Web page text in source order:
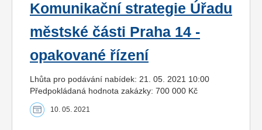
Komunikační strategie Úřadu
městské části Praha 14 -
opakované řízení
Lhůta pro podávání nabídek: 21. 05. 2021 10:00
Předpokládaná hodnota zakázky: 700 000 Kč
10. 05. 2021